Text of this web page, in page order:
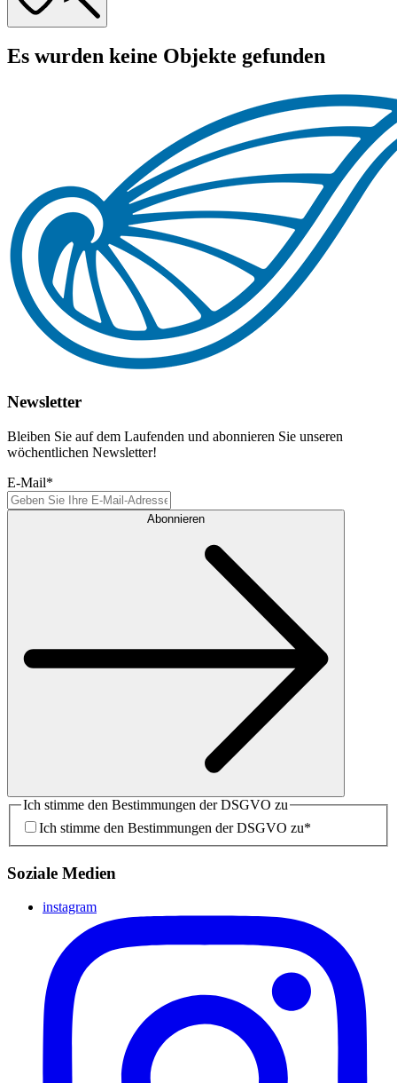
Es wurden keine Objekte gefunden
Newsletter
Bleiben Sie auf dem Laufenden und abonnieren Sie unseren
wöchentlichen Newsletter!
E-Mail*
Abonnieren
Ich stimme den Bestimmungen der DSGVO zu
Ich stimme den Bestimmungen der DSGVO zu*
Soziale Medien
instagram